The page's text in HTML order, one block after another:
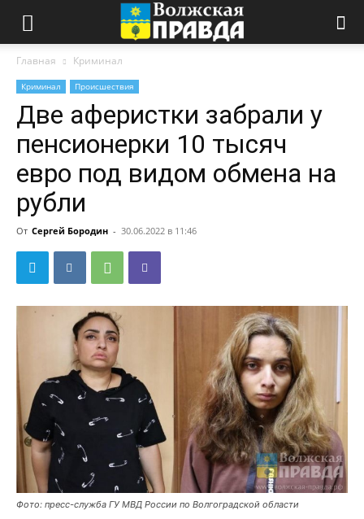
Главная Криминал
Криминал Происшествия
Две аферистки забрали у
пенсионерки 10 тысяч
евро под видом обмена на
рубли
От Сергей Бородин - 30.06.2022 в 11:46
Фото: пресс-служба ГУ МВД России по Волгоградской области